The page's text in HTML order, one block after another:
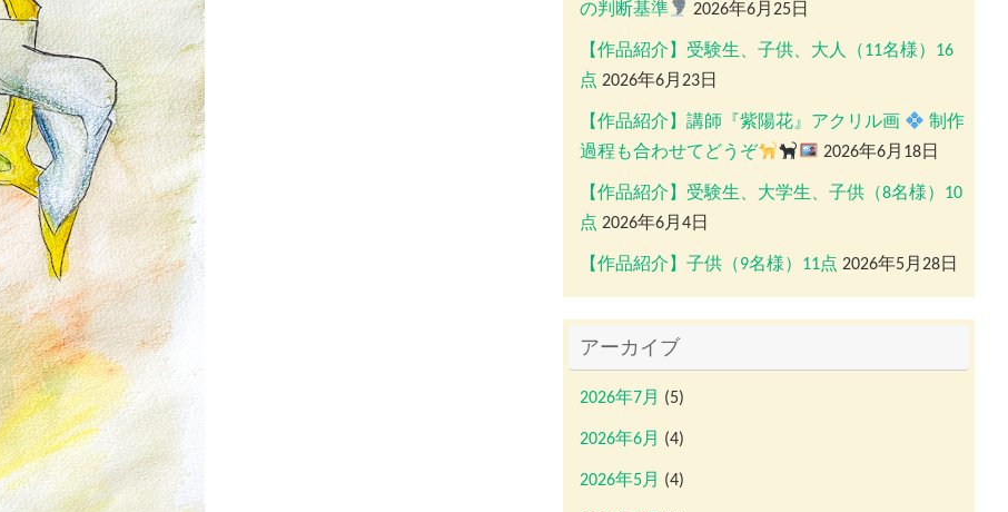
の判断基準
2026年6月25日
【作品紹介】受験生、子供、大人（11名様）16
点 2026年6月23日
【作品紹介】講師『紫陽花』アクリル画
制作
過程も合わせてどうぞ
2026年6月18日
【作品紹介】受験生、大学生、子供（8名様）10
点 2026年6月4日
【作品紹介】子供（9名様）11点 2026年5月28日
アーカイブ
2026年7月 (5)
2026年6月 (4)
2026年5月 (4)